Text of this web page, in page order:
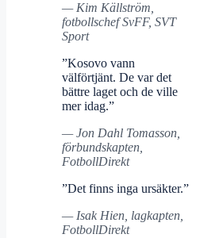
— Kim Källström,
fotbollschef SvFF, SVT
Sport
”Kosovo vann
välförtjänt. De var det
bättre laget och de ville
mer idag.”
— Jon Dahl Tomasson,
förbundskapten,
FotbollDirekt
”Det finns inga ursäkter.”
— Isak Hien, lagkapten,
FotbollDirekt